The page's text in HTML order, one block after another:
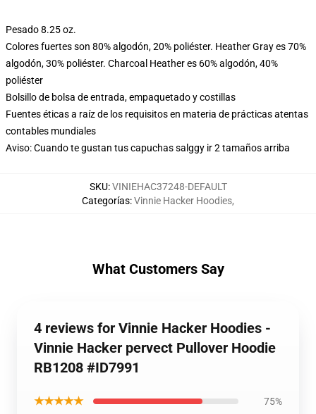
Pesado 8.25 oz.
Colores fuertes son 80% algodón, 20% poliéster. Heather Gray es 70%
algodón, 30% poliéster. Charcoal Heather es 60% algodón, 40%
poliéster
Bolsillo de bolsa de entrada, empaquetado y costillas
Fuentes éticas a raíz de los requisitos en materia de prácticas atentas
contables mundiales
Aviso: Cuando te gustan tus capuchas salggy ir 2 tamaños arriba
SKU:VINIEHAC37248-DEFAULT
Categorías:Vinnie Hacker Hoodies,
What Customers Say
4 reviews for Vinnie Hacker Hoodies -
Vinnie Hacker pervect Pullover Hoodie
RB1208 #ID7991
★★★★★ 75%